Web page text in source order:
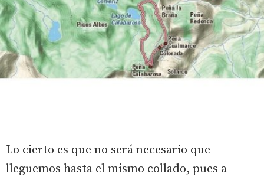
Lo cierto es que no será necesario que
lleguemos hasta el mismo collado, pues a